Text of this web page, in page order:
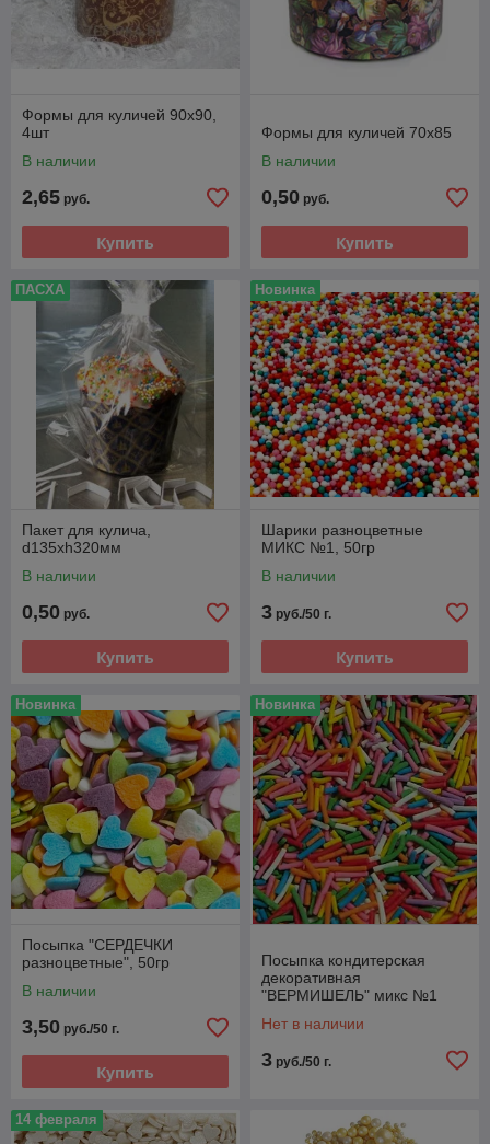
Формы для куличей 90х90,
4шт
В наличии
2,65 руб.
Купить
Формы для куличей 70х85
В наличии
0,50 руб.
Купить
ПАСХА
Пакет для кулича,
d135хh320мм
В наличии
0,50 руб.
Купить
Новинка
Шарики разноцветные
МИКС №1, 50гр
В наличии
3 руб./50 г.
Купить
Новинка
Посыпка "СЕРДЕЧКИ
разноцветные", 50гр
В наличии
3,50 руб./50 г.
Купить
Новинка
Посыпка кондитерская
декоративная
"ВЕРМИШЕЛЬ" микс №1
Нет в наличии
3 руб./50 г.
14 февраля